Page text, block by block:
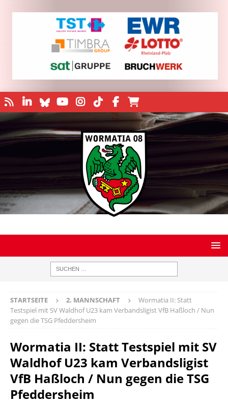
STARTSEITE 2. MANNSCHAFT
Wormatia II: Statt
Testspiel mit SV Waldhof U23 kam Verbandsligist VfB Haßloch / Nun
gegen die TSG Pfeddersheim
Wormatia II: Statt Testspiel mit SV
Waldhof U23 kam Verbandsligist
VfB Haßloch / Nun gegen die TSG
Pfeddersheim